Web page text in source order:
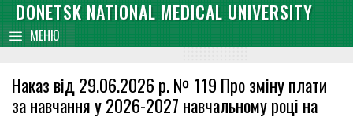
content
Skip
to
content
DONETSK NATIONAL MEDICAL UNIVERSITY
МЕНЮ
Наказ від 29.06.2026 р. № 119 Про зміну плати
за навчання у 2026-2027 навчальному році на